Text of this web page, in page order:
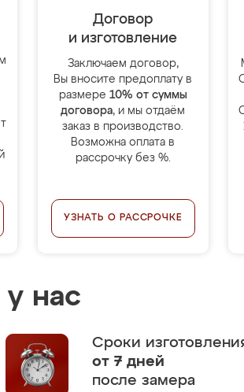
Договор
и изготовление
Заключаем договор,
Вы вносите предоплату в
размере 10% от суммы
договора, и мы отдаём
заказ в производство.
Возможна оплата в
рассрочку без %.
УЗНАТЬ О РАССРОЧКЕ
нас
Сроки
от 7 дней
после замера